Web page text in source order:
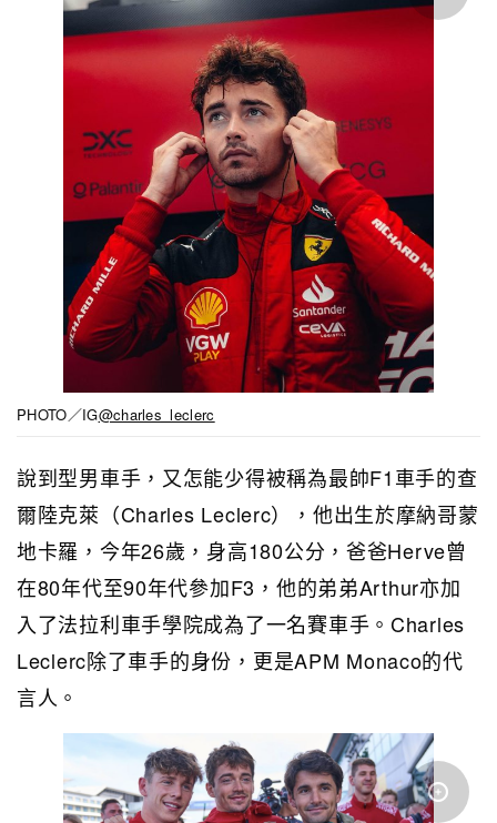
PHOTO／IG@charles_leclerc
說到型男車手，又怎能少得被稱為最帥F1車手的查
爾陸克萊（Charles Leclerc），他出生於摩納哥蒙
地卡羅，今年26歲，身高180公分，爸爸Herve曾
在80年代至90年代參加F3，他的弟弟Arthur亦加
入了法拉利車手學院成為了一名賽車手。Charles
Leclerc除了車手的身份，更是APM Monaco的代
言人。